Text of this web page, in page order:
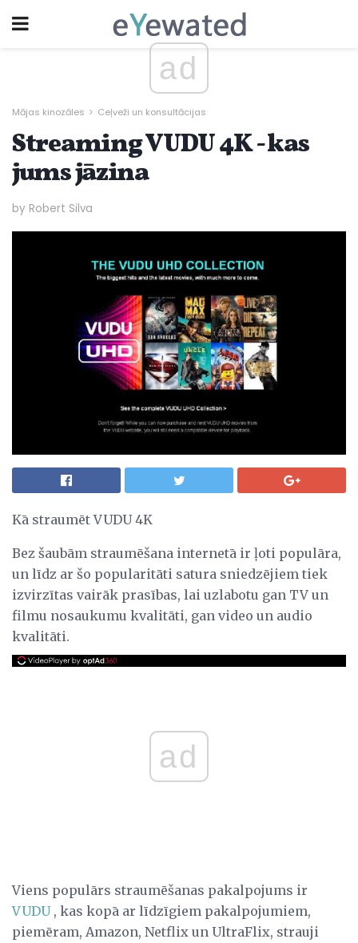
ad
Mājas kinozāles Ceļveži un konsultācijas
Streaming VUDU 4K - kas
jums jāzina
by Robert Silva
Kā straumēt VUDU 4K
Bez šaubām straumēšana internetā ir ļoti populāra,
un līdz ar šo popularitāti satura sniedzējiem tiek
izvirzītas vairāk prasības, lai uzlabotu gan TV un
filmu nosaukumu kvalitāti, gan video un audio
kvalitāti.
ad
Viens populārs straumēšanas pakalpojums ir
VUDU , kas kopā ar līdzīgiem pakalpojumiem,
piemēram, Amazon, Netflix un UltraFlix, strauji